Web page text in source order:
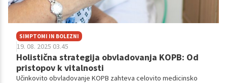
SIMPTOMI IN BOLEZNI
19. 08. 2025 03.45
Holistična strategija obvladovanja KOPB: Od
pristopov k vitalnosti
Učinkovito obvladovanje KOPB zahteva celovito medicinsko